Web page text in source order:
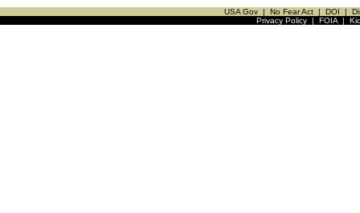
USA Gov | No Fear Act | DOI |
Privacy Policy| FOIA|